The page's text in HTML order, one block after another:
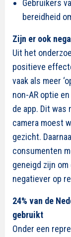
Gebruikers
bereidheid
Zijn er ook
Uit het
positieve
vaak als meer
non-AR optie
de app. Dit was
camera moest
gezicht.
consumenten
geneigd zijn
negatiever op
24% van de
gebruikt
Onder een